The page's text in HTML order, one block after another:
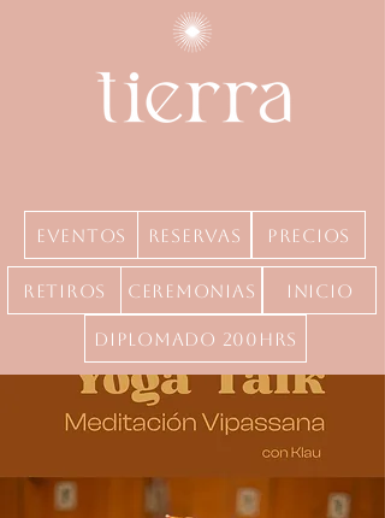
Reservas
Eventos precios
Ceremonias
Retiros inicio
Diplomado 200hrs